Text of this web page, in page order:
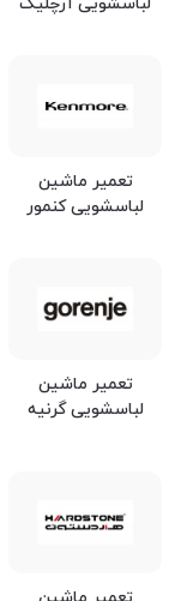
تعمیر ماشین
لباسشویی کنمور
تعمیر ماشین
لباسشویی گرنیه